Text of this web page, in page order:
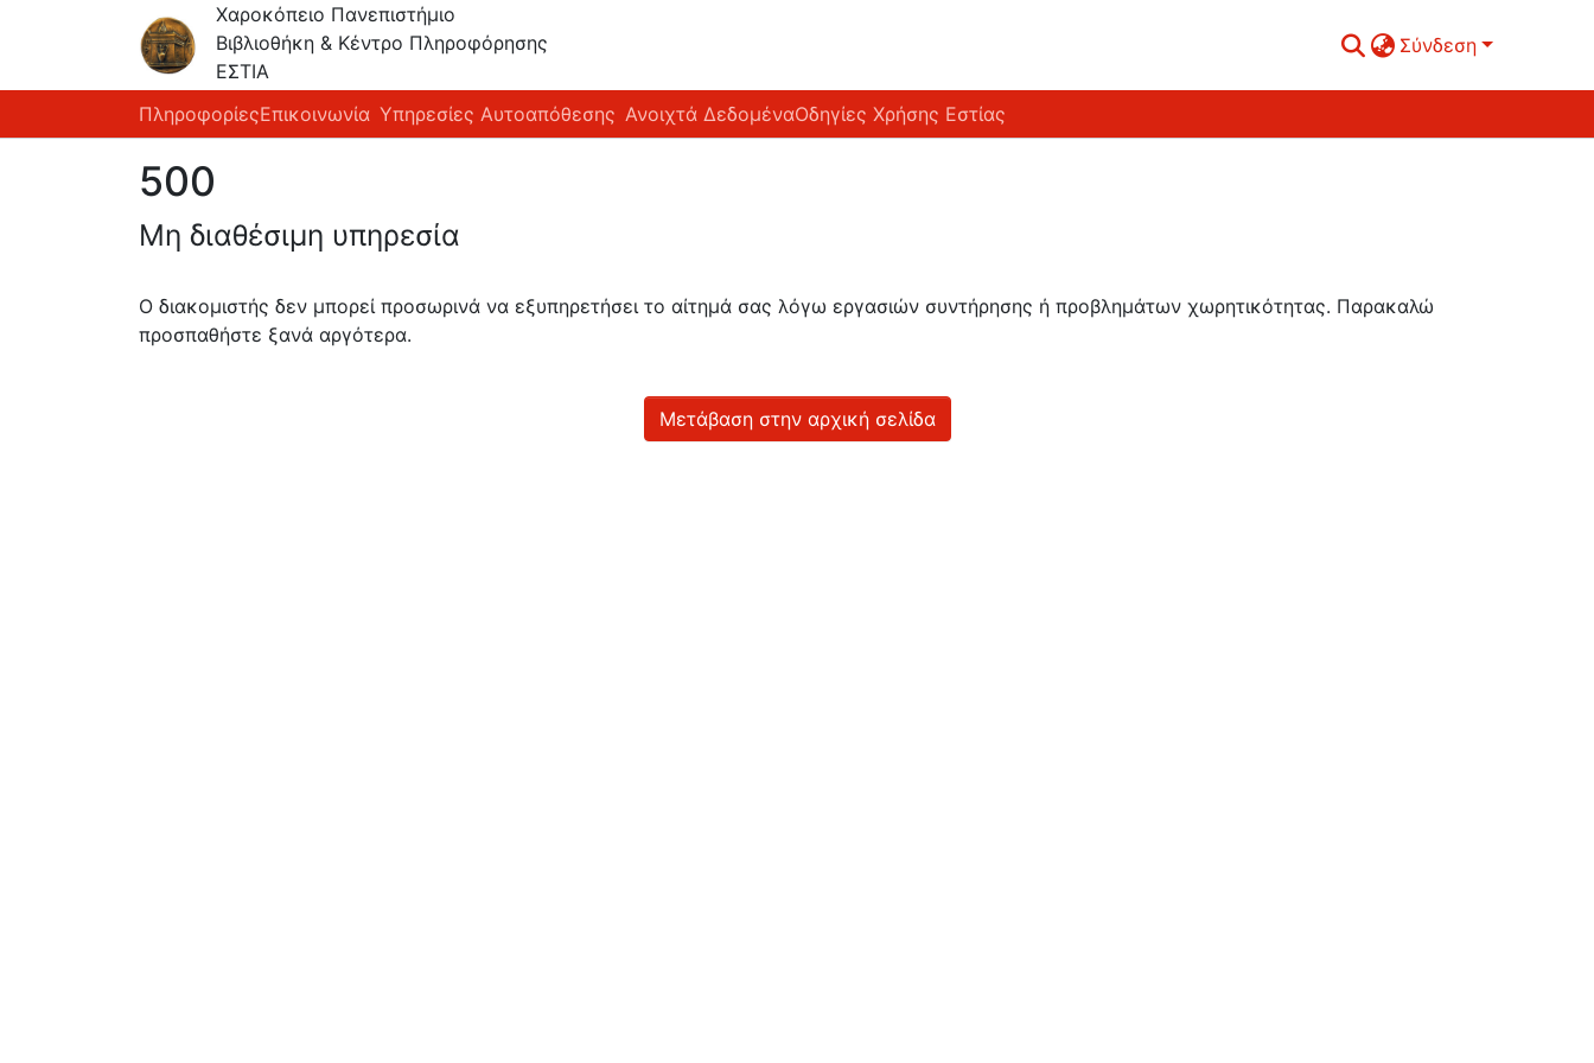
Χαροκόπειο Πανεπιστήμιο
Βιβλιοθήκη & Κέντρο Πληροφόρησης
ΕΣΤΙΑ
Σύνδεση
ΠληροφορίεςΕπικοινωνία Υπηρεσίες Αυτοαπόθεσης Ανοιχτά ΔεδομέναΟδηγίες Χρήσης Εστίας
500
Μη διαθέσιμη υπηρεσία
Ο διακομιστής δεν μπορεί προσωρινά να εξυπηρετήσει το αίτημά σας λόγω εργασιών συντήρησης ή προβλημάτων χωρητικότητας. Παρακαλώ
προσπαθήστε ξανά αργότερα.
Μετάβαση στην αρχική σελίδα